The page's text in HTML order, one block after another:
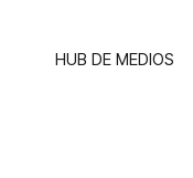
HUB DE MEDIOS